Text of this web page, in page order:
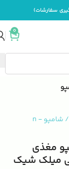
سفارشات)
0
/ شامپو-
n
مغذی
میلک شیک